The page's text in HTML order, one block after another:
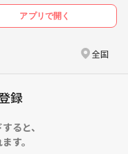
アプリで開く
全国
録
ると、
す。